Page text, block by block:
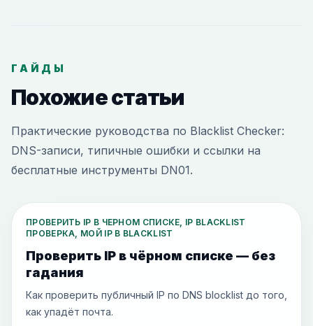
ГАЙДЫ
Похожие статьи
Практические руководства по Blacklist Checker:
DNS-записи, типичные ошибки и ссылки на
бесплатные инструменты DN01.
ПРОВЕРИТЬ IP В ЧЕРНОМ СПИСКЕ, IP BLACKLIST
ПРОВЕРКА, МОЙ IP В BLACKLIST
Проверить IP в чёрном списке — без
гадания
Как проверить публичный IP по DNS blocklist до того,
как упадёт почта.